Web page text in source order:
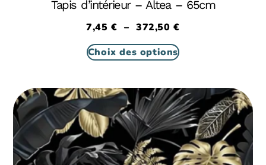
Tapis d’intérieur – Altea – 65cm
7,45€ – 372,50€
Choix des options